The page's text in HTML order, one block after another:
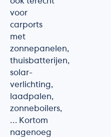
voor
carports
met
zonnepanelen,
thuisbatterijen,
solar-
verlichting,
laadpalen,
zonneboilers,
… Kortom
nagenoeg